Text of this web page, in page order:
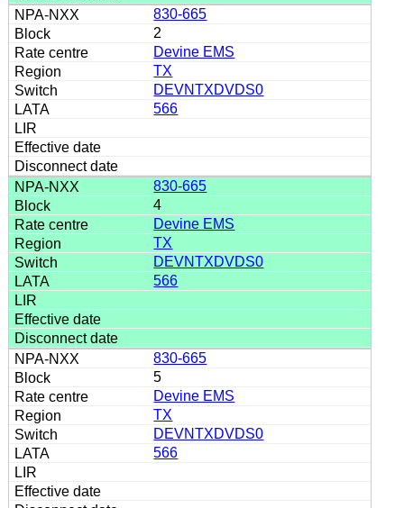
830-665
2
Devine EMS
TX
DEVNTXDVDS0
566
830-665
4
Devine EMS
TX
DEVNTXDVDS0
566
830-665
5
Devine EMS
TX
DEVNTXDVDS0
566